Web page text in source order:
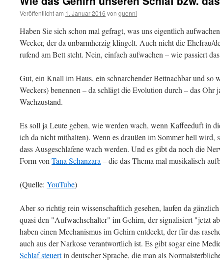
Veröffentlicht am 1. Januar 2016 von guenni
Haben Sie sich schon mal gefragt, was uns eigentlich
Wecker, der da unbarmherzig klingelt. Auch nicht die Ehefrau/
rufend am Bett steht. Nein, einfach aufwachen – wie passiert
Gut, ein Knall im Haus, ein schnarchender Bettnachbar und so
Weckers) benennen – da schlägt die Evolution durch – das Ohr
Wachzustand.
Es soll ja Leute geben, wie werden wach, wenn Kaffeeduft in
ich da nicht mithalten). Wenn es draußen im Sommer hell wird,
dass Ausgeschlafene wach werden. Und es gibt da noch die
Form von Tana Schanzara – die das Thema mal musikalisch
(Quelle: YouTube)
Aber so richtig rein wissenschaftlich gesehen, laufen da
quasi den "Aufwachschalter" im Gehirn, der signalisiert "jetzt
haben einen Mechanismus im Gehirn entdeckt, der für das
auch aus der Narkose verantwortlich ist. Es gibt sogar eine
Schlaf steuertin deutscher Sprache, die man als